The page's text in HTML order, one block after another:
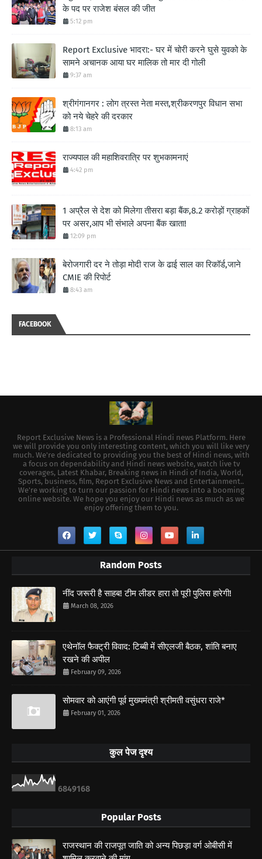
के पद पर राजेश बंसल की जीत
5:12 pm
Report Exclusive भादरा:- घर में चोरी करने घुसे युवको के
सामने अचानक आया घर मालिक तो मार दी गोली
9:37 am
श्रीगंगानगर : लोग त्रस्त नेता मस्त,श्रीकरणपुर विधान सभा
को नये चेहरे की दरकार
8:13 am
राज्यपाल की महाशिवरात्रि पर शुभकामनाएं
4:42 pm
1 अप्रैल से देश को मिलेगा तीसरा बड़ा बैंक,8.2 करोड़ों ग्राहकों
पर असर,आप भी संभाले अपना बैंक खाता!
12:09 pm
बेरोजगारी दर ने तोड़ा मोदी राज के ढाई साल का रिकॉर्ड,जाने
CMIE की रिपोर्ट
8:43 am
FACEBOOK
Report Exclusive News is a Professional Hindi news Platform. Here
we will provide you only interesting content, which you will like very
much. We're dedicated to providing you the best of Hindi news, with
a focus on dependability and Hindi news website, watch live tv
coverages, Latest Khabar, Breaking news in Hindi of India, World,
Sports, business, film, Report Exclusive News and Entertainment..
We're working to turn our passion for Hindi news into a booming
online website. We hope you enjoy our Hindi news as much as we
enjoy offering them to you.
Random Posts
नींद जरूरी है साहब! टीम लीडर हारा तो पूरी पुलिस हारेगी!
March 08, 2026
एथेनॉल फैक्ट्री विवाद: टिब्बी में सीएलजी बैठक, शांति बनाए
रखने की अपील
February 09, 2026
सोमवार को आएंगी पूर्व मुख्यमंत्री श्रीमती वसुंधरा राजे*
February 01, 2026
कुल पेज दृश्य
6849168
Popular Posts
राजस्थान की राजपूत जाति को अन्य पिछड़ा वर्ग ओबीसी में